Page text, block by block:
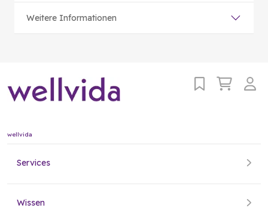
Weitere Informationen
wellvida
Services
Wissen